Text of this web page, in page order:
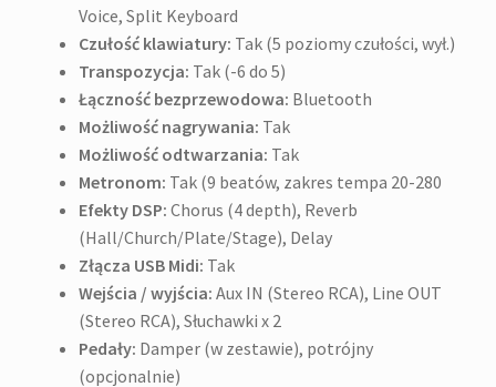
Voice, Split Keyboard
Czułość klawiatury: Tak (5 poziomy czułości, wył.)
Transpozycja: Tak (-6 do 5)
Łączność bezprzewodowa: Bluetooth
Możliwość nagrywania: Tak
Możliwość odtwarzania: Tak
Metronom: Tak (9 beatów, zakres tempa 20-280
Efekty DSP: Chorus (4 depth), Reverb
(Hall/Church/Plate/Stage), Delay
Złącza USB Midi: Tak
Wejścia / wyjścia: Aux IN (Stereo RCA), Line OUT
(Stereo RCA), Słuchawki x 2
Pedały: Damper (w zestawie), potrójny
(opcjonalnie)